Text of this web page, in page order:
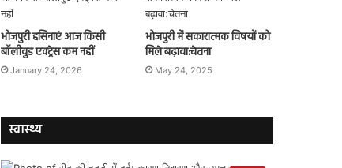
भोजपुरी हसिनाएं आज किसी
बॉलीवुड एक्ट्रेस कम नहीं
January 24, 2026
भोजपुरी में सकारात्मक विषयों को
मिले बढ़ावा:चेतना
May 24, 2025
स्वास्थ्य